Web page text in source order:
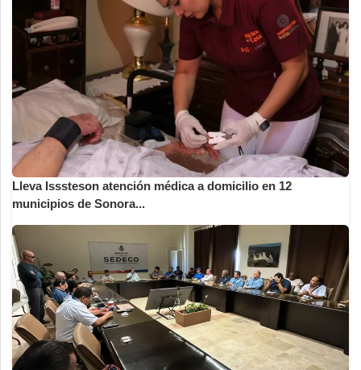
Lleva Isssteson atención médica a domicilio en 12
municipios de Sonora...